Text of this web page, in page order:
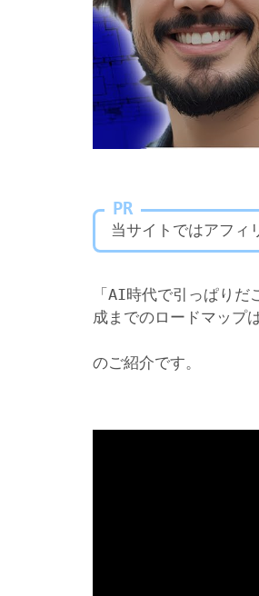
PR
当サイトではアフィ
「AI時代で引っぱり
成までのロードマップ
のご紹介です。